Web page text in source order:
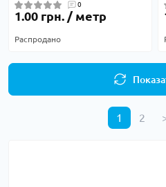
0
1.00 грн. / метр
Распродано
1 2